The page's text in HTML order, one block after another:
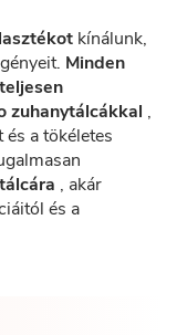
kínálunk,
Minden
zuhanytálcákkal ,
a tökéletes
, akár
és a